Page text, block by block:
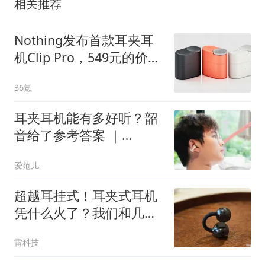
相关推荐
Nothing发布首款耳夹耳
机Clip Pro，549元的价格
36氪
耳夹耳机能有多好听？韶
音给了参考答案 ｜
爱范儿
超越耳挂式！耳夹式耳机
凭什么火了？我们和几个
雷科技